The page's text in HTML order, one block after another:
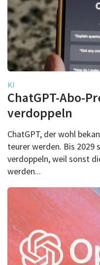
KI
ChatGPT-Abo-
verdoppeln
ChatGPT, der wohl
teurer werden. Bis 2029
verdoppeln, weil sonst
werden...